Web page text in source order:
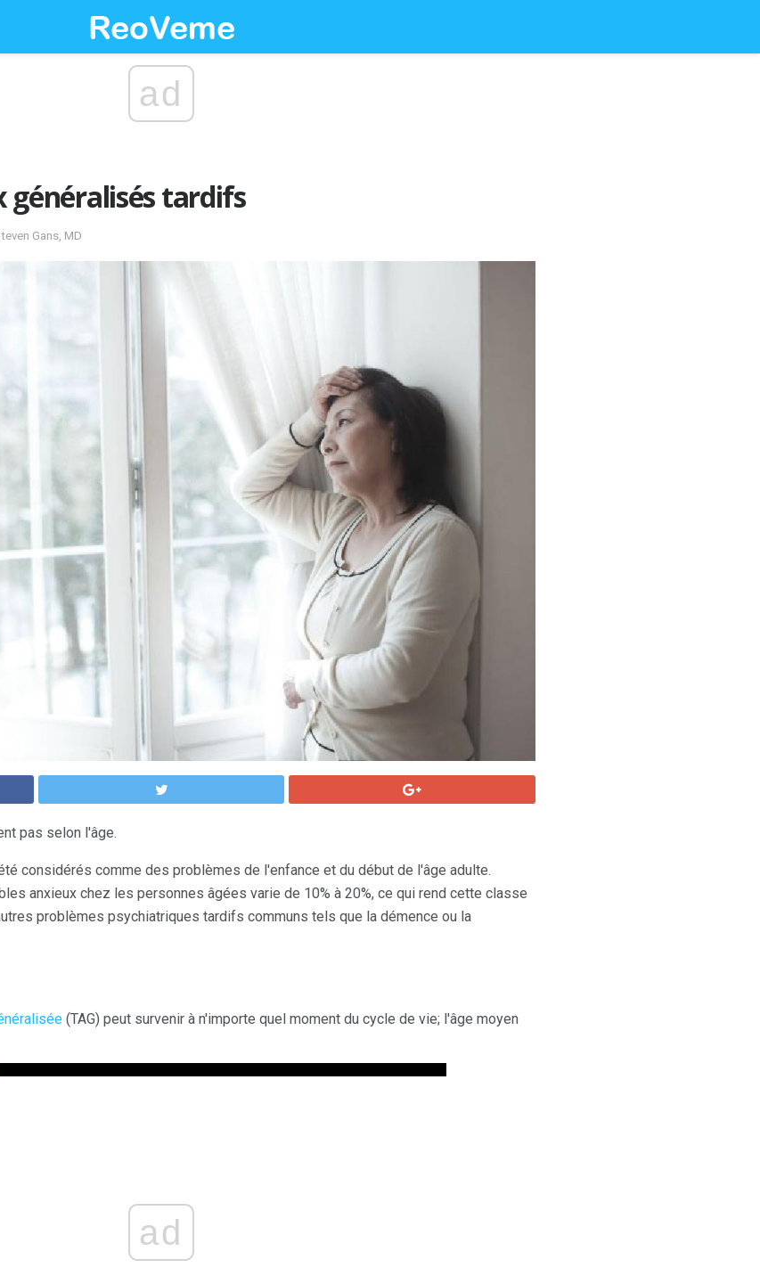
ad
généralisés tardifs
Gans, MD
pas selon l'âge.
considérés comme des problèmes de l'enfance et du début de l'âge adulte.
anxieux chez les personnes âgées varie de 10% à 20%, ce qui rend cette classe
problèmes psychiatriques tardifs communs tels que la démence ou la
(TAG) peut survenir à n'importe quel moment du cycle de vie; l'âge moyen
ad